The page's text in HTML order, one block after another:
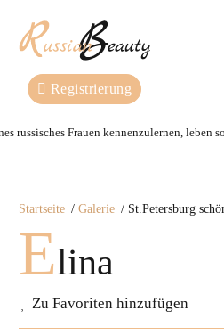
Registrierung
russisches Frauen kennenzulernen, leben
Startseite Galerie St.Petersburg
Elina
Zu Favoriten hinzufügen